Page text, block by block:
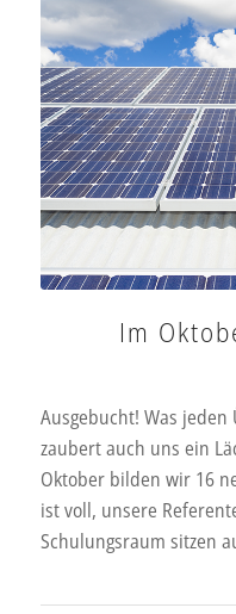
Im
Ausgebucht! Was
zaubert auch uns ein
Oktober bilden wir 16
ist voll, unsere
Schulungsraum sitzen